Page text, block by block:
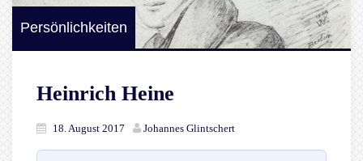
Persönlichkeiten
Heinrich Heine
18. August 2017 Johannes Glintschert